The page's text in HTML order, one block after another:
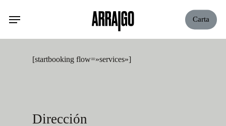
Carta
[startbooking flow=»services»]
Dirección